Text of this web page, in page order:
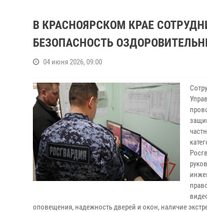
В КРАСНОЯРСКОМ КРАЕ
БЕЗОПАСНОСТЬ
04 июня 2026, 09:00
оповещения, надежность дверей и окон, наличие